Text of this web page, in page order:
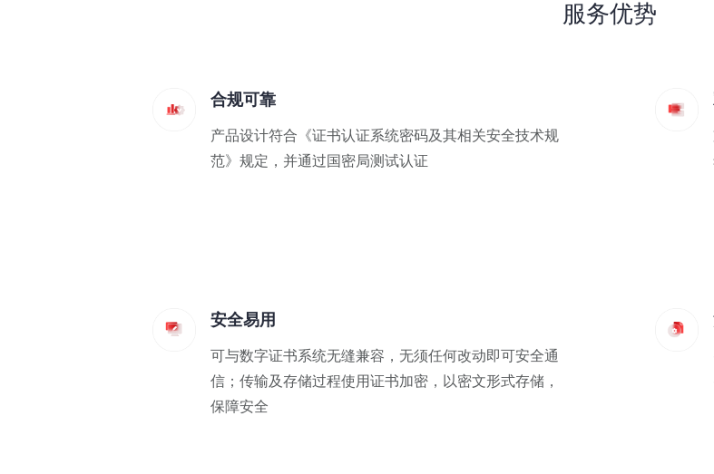
服务优势
合规可靠
产品设计符合《证书认证系统密码及其相关安全技术规
范》规定，并通过国密局测试认证
安全易用
可与数字证书系统无缝兼容，无须任何改动即可安全通
信；传输及存储过程使用证书加密，以密文形式存储，
保障安全